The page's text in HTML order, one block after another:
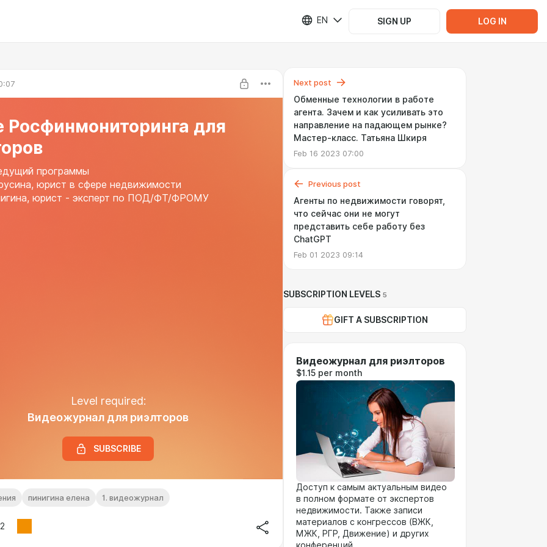
EN SIGN UP LOG IN
Росфинмониторинга для
программы
юрист в сфере недвижимости
юрист - эксперт по ПОД/ФТ/ФРОМУ
Level required:
Видеожурнал для риэлторов
SUBSCRIBE
пинигина елена 1. видеожурнал
2
Next post
Обменные технологии в работе
агента. Зачем и как усиливать это
направление на падающем рынке?
Мастер-класс. Татьяна Шкиря
Feb 16 2023 07:00
Previous post
Агенты по недвижимости говорят,
что сейчас они не могут
представить себе работу без
ChatGPT
Feb 01 2023 09:14
SUBSCRIPTION LEVELS 5
GIFT A SUBSCRIPTION
Видеожурнал для риэлторов
$1.15 per month
Доступ к самым актуальным видео
в полном формате от экспертов
недвижимости. Также записи
материалов с конгрессов (ВЖК,
МЖК, РГР, Движение) и других